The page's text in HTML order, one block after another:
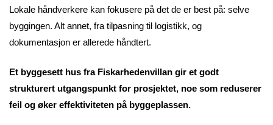
Lokale håndverkere kan fokusere på det de er best på: selve
byggingen. Alt annet, fra tilpasning til logistikk, og
dokumentasjon er allerede håndtert.
Et byggesett hus fra Fiskarhedenvillan gir et godt
strukturert utgangspunkt for prosjektet, noe som reduserer
feil og øker effektiviteten på byggeplassen.